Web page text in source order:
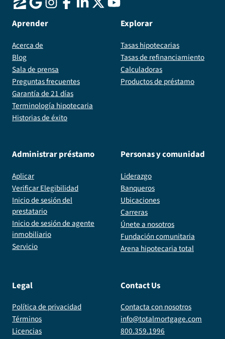
Aprender
Acerca de
Blog
Sala de prensa
Preguntas frecuentes
Garantía de 21 días
Terminología hipotecaria
Historias de éxito
Explorar
Tasas hipotecarias
Tasas de refinanciamiento
Calculadoras
Productos de préstamo
Administrar préstamo
Aplicar
Verificar Elegibilidad
Inicio de sesión del
prestatario
Inicio de sesión de agente
inmobiliario
Servicio
Personas y comunidad
Liderazgo
Banqueros
Ubicaciones
Carreras
Únete a nosotros
Fundación comunitaria
Arena hipotecaria total
Legal
Política de privacidad
Términos
Licencias
Contact Us
Contacta con nosotros
info@totalmortgage.com
800.359.1996